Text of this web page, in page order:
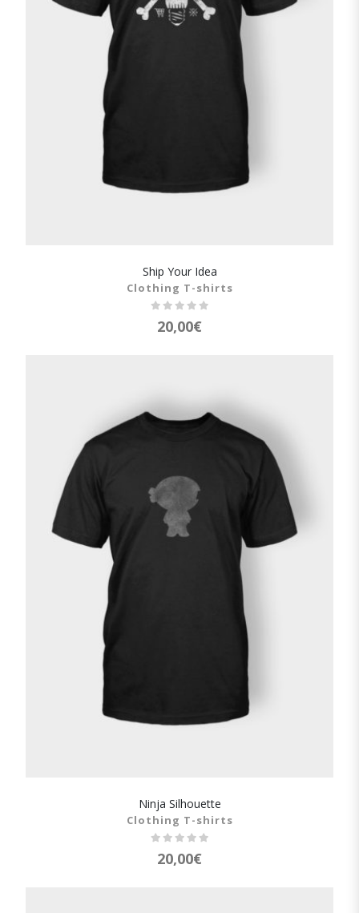
SHOW DETAILS
Ship Your Idea
Clothing T-shirts
20,00€
SHOW DETAILS
Ninja Silhouette
Clothing T-shirts
20,00€